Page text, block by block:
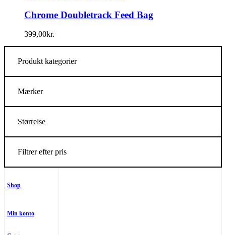
Chrome Doubletrack Feed Bag
399,00kr.
Produkt kategorier
Mærker
Størrelse
Filtrer efter pris
Shop
Min konto